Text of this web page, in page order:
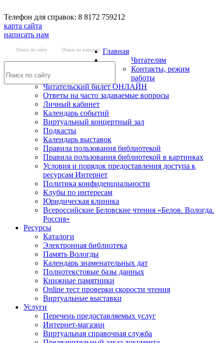
Телефон для справок: 8 8172 759212
карта сайта
написать нам
Поиск по сайту Поиск по каталогу Главная
Читателям
Контакты, режим
работы
Читательский билет ОНЛАЙН
Ответы на часто задаваемые вопросы
Личный кабинет
Календарь событий
Виртуальный концертный зал
Подкасты
Календарь выставок
Правила пользования библиотекой
Правила пользования библиотекой в картинках
Условия и порядок предоставления доступа к
ресурсам Интернет
Политика конфиденциальности
Клубы по интересам
Юридическая клиника
Всероссийские Беловские чтения «Белов. Вологда.
Россия»
Ресурсы
Каталоги
Электронная библиотека
Память Вологды
Календарь знаменательных дат
Полнотекстовые базы данных
Книжные памятники
Online тест проверки скорости чтения
Виртуальные выставки
Услуги
Перечень предоставляемых услуг
Интернет-магазин
Виртуальная справочная служба